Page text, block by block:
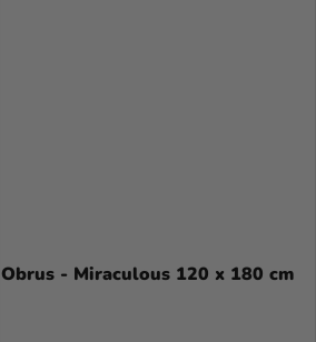
Obrus - Miraculous 120 x 180 cm